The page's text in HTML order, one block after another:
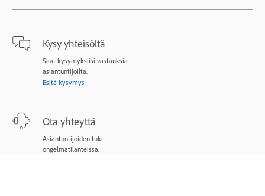
Kysy yhteisöltä
Saat kysymyksiisi vastauksia
asiantuntijoilta.
Esitä kysymys
Ota yhteyttä
Asiantuntijoiden tuki
ongelmatilanteissa.